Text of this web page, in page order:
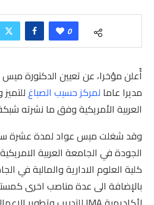
0
أُعلن مؤخرا، عن تعيين الدكتورة
مديرا عاما لمركز حسيب الصباغ
العربية الأمريكية وفق ما نشرته
وقد شغلت ميس عواد لمدة عشرة
الجودة في الجامعة العربية
كلية العلوم الادارية والمالية في
بالإضافة الى عدة مناصب اخرى